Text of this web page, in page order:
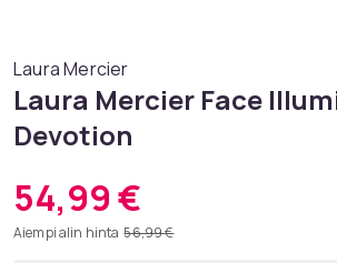
Laura Mercier
Laura Mercier Face
Devotion
54,99 €
Aiempi alin hinta 56,99 €